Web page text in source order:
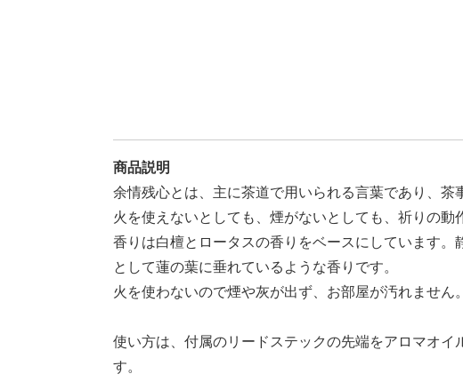
商品説明
余情残心とは、主に茶道で用いられる言葉であり、
火を使えないとしても、煙がないとしても、祈りの動
香りは白檀とロータスの香りをベースにしています
として蓮の葉に垂れているような香りです。
火を使わないので煙や灰が出ず、お部屋が汚れませ
使い方は、付属のリードステックの先端をアロマオ
す。